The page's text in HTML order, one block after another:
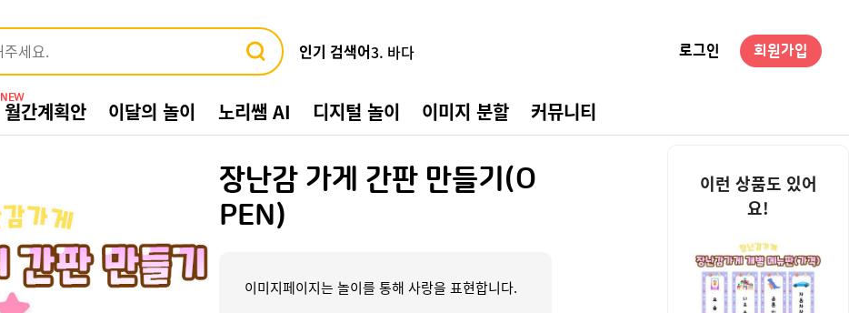
인기 검색어3. 바다
6. 수박
7. 여름환경구성
9. 물놀이
10. 수영장
로그인 회원가입
NEW
월간계획안 이달의 놀이 노리쌤 AI 디지털 놀이 이미지 분할 커뮤니티
장난감 가게 간판 만들기(O
PEN)
이미지페이지는 놀이를 통해 사랑을 표현합니다.
이런 상품도 있어
요!